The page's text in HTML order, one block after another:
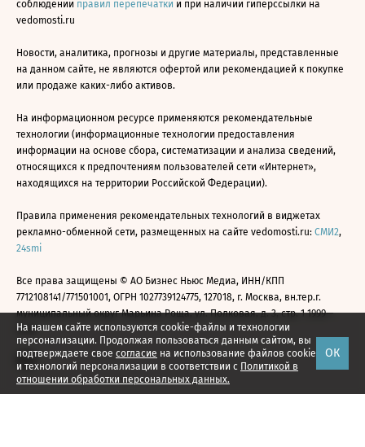
На нашем сайте используются cookie-файлы и технологии
персонализации. Продолжая пользоваться данным сайтом, вы
подтверждаете свое согласие на использование файлов cookie
и технологий персонализации в соответствии с Политикой в
отношении обработки персональных данных.
ОК
соблюдении правил перепечатки и при наличии гиперссылки на
vedomosti.ru
Новости, аналитика, прогнозы и другие материалы, представленные
на данном сайте, не являются офертой или рекомендацией к покупке
или продаже каких-либо активов.
На информационном ресурсе применяются рекомендательные
технологии (информационные технологии предоставления
информации на основе сбора, систематизации и анализа сведений,
относящихся к предпочтениям пользователей сети «Интернет»,
находящихся на территории Российской Федерации).
Правила применения рекомендательных технологий в виджетах
рекламно-обменной сети, размещенных на сайте vedomosti.ru: СМИ2,
24smi
Все права защищены © АО Бизнес Ньюс Медиа, ИНН/КПП
7712108141/771501001, ОГРН 1027739124775, 127018, г. Москва, вн.тер.г.
муниципальный округ Марьина Роща, ул. Полковая, д. 3, стр. 1 1999—
2026